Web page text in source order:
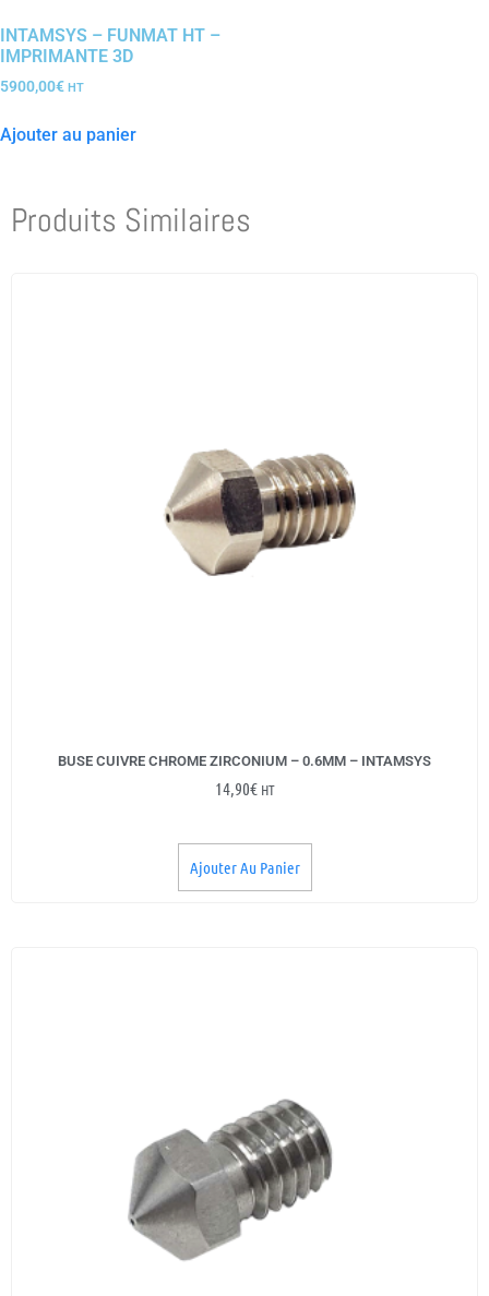
INTAMSYS – FUNMAT HT –
IMPRIMANTE 3D
5900,00€ HT
Ajouter au panier
Produits Similaires
BUSE CUIVRE CHROME ZIRCONIUM – 0.6MM – INTAMSYS
14,90€ HT
Ajouter Au Panier